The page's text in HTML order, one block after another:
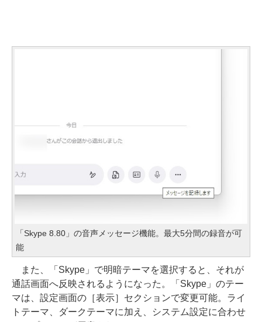
「Skype 8.80」の音声メッセージ機能。最大5分間の録音が可
能
また、「Skype」で明暗テーマを選択すると、それが
通話画面へ反映されるようになった。「Skype」のテー
マは、設定画面の［表示］セクションで変更可能。ライ
トテーマ、ダークテーマに加え、システム設定に合わせ